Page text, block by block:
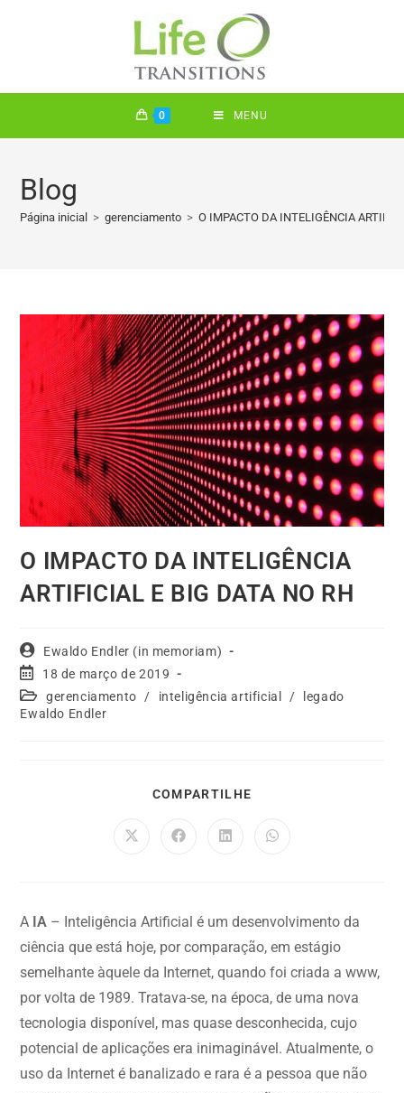
0 MENU
Blog
Página inicial > gerenciamento > O IMPACTO DA INTELIGÊNCIA
O IMPACTO DA INTELIGÊNCIA
ARTIFICIAL E BIG DATA NO RH
Ewaldo Endler (in memoriam)
18 de março de 2019
gerenciamento
/ inteligência artificial /
legado
Ewaldo Endler
COMPARTILHE
A IA – Inteligência Artificial é um desenvolvimento da
ciência que está hoje, por comparação, em estágio
semelhante àquele da Internet, quando foi criada a www,
por volta de 1989. Tratava-se, na época, de uma nova
tecnologia disponível, mas quase desconhecida, cujo
potencial de aplicações era inimaginável. Atualmente, o
uso da Internet é banalizado e rara é a pessoa que não